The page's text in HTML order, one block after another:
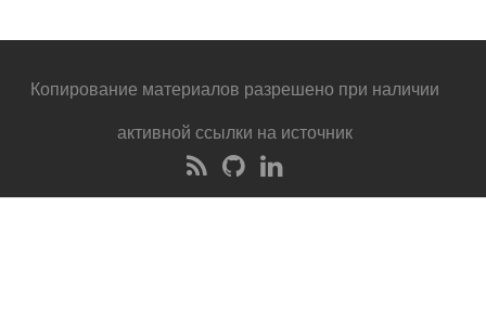
Копирование материалов разрешено при наличии
активной ссылки на источник